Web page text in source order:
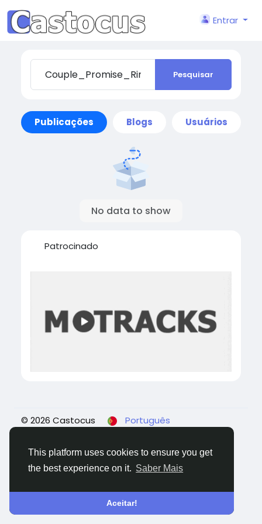
This platform uses cookies to ensure you get
the best experience on it. Saber Mais
Aceitar!
Entrar
Pesquisar
Publicações Blogs Usuários
No data to show
Patrocinado
© 2026 Castocus
Português
Conosco